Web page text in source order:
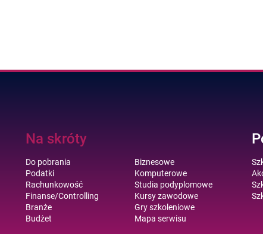
Na skróty
Do pobrania
Podatki
Rachunkowość
Finanse/Controlling
Branże
Budżet
Biznesowe
Komputerowe
Studia podyplomowe
Kursy zawodowe
Gry szkoleniowe
Mapa serwisu